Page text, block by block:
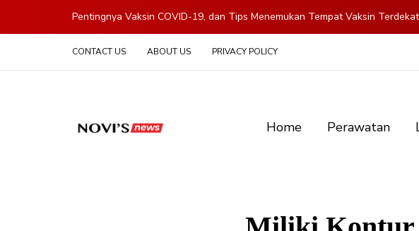
Pentingnya Vaksin COVID-19, dan Tips Menemukan Tempat Vaksin
CONTACT US ABOUT US PRIVACY POLICY
Home Perawatan